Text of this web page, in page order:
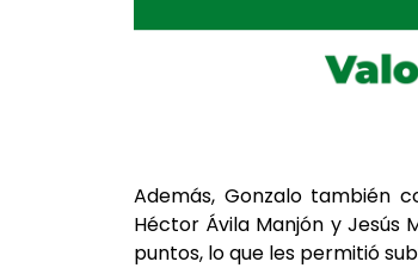
Además, Gonzalo también
Héctor Ávila Manjón y Jesús
puntos, lo que les permitió